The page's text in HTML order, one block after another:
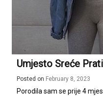
Umjesto Sreće
Posted on February 8, 2023
Porodila sam se prije 4